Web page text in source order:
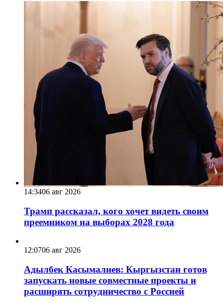
14:3406 авг 2026
Трамп рассказал, кого хочет видеть своим
преемником на выборах 2028 года
12:0706 авг 2026
Адылбек Касымалиев: Кыргызстан готов
запускать новые совместные проекты и
расширять сотрудничество с Россией